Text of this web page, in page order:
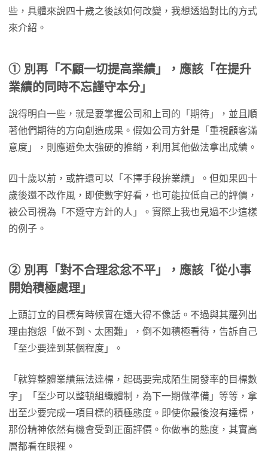
些，具體來說四十歲之後該如何改變，我想透過對比的方式
來介紹。
① 別再「不顧一切提高業績」，應該「在提升
業績的同時不忘謹守本分」
說得明白一些，就是要掌握公司和上司的「期待」，並且順
著他們期待的方向創造成果。假如公司方針是「重視顧客滿
意度」，則應避免太強硬的推銷，利用其他做法拿出成績。
四十歲以前，或許還可以「不擇手段拚業績」。但如果四十
歲後還不改作風，即使數字好看，也可能拉低自己的評價，
被公司視為「不遵守方針的人」。實際上我也見過不少這樣
的例子。
② 別再「對不合理忿忿不平」，應該「從小事
開始積極處理」
上頭訂立的目標有時候實在遠大得不像話。不過與其羅列出
理由抱怨「做不到、太困難」，倒不如積極看待，告訴自己
「至少要達到某個程度」。
「就算整體業績無法達標，起碼要完成陌生開發率的目標數
字」「至少可以整頓組織體制，為下一期做準備」等等，拿
出至少要完成一項目標的積極態度。即使你最後沒有達標，
那份精神依然有機會受到正面評價。你做事的態度，其實高
層都看在眼裡。